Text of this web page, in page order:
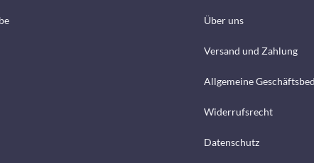
Über uns
Versand und Zahlung
Allgemeine
Widerrufsrecht
Datenschutz